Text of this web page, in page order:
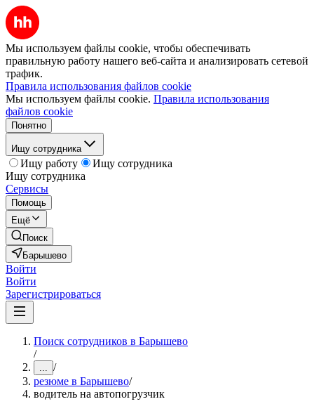
Мы используем файлы cookie, чтобы обеспечивать
правильную работу нашего веб-сайта и анализировать сетевой
трафик.
Правила использования файлов cookie
Мы используем файлы cookie. Правила использования
файлов cookie
Понятно
Ищу сотрудника
Ищу работу
Ищу сотрудника
Ищу сотрудника
Сервисы
Помощь
Ещё
Поиск
Барышево
Войти
Войти
Зарегистрироваться
Поиск сотрудников в Барышево
/
... /
резюме в Барышево/
водитель на автопогрузчик